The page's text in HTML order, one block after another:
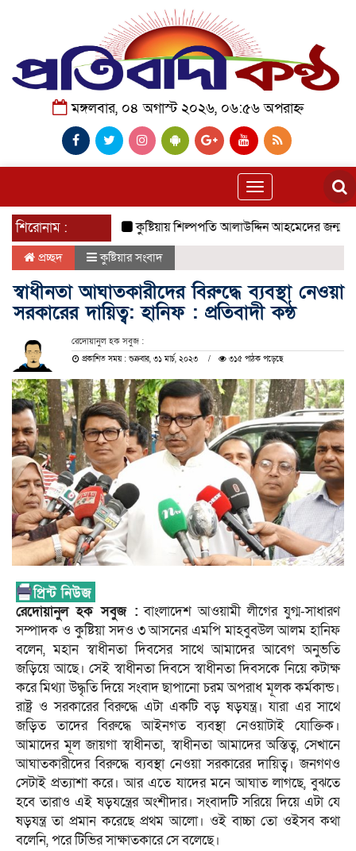
মঙ্গলবার, ০৪ অগাস্ট ২০২৬, ০৬:৫৬ অপরাহ্ন
Toggle
navigation
শিরোনাম : কুষ্টিয়ায় শিল্পপতি আলাউদ্দিন আহমেদের জন্মদিনে
প্রচ্ছদ কুষ্টিয়ার সংবাদ
স্বাধীনতা আঘাতকারীদের বিরুদ্ধে ব্যবস্থা নেওয়া
সরকারের দায়িত্ব: হানিফ : প্রতিবাদী কন্ঠ
রেদোয়ানুল হক সবুজ :
প্রকাশিত সময় : শুক্রবার, ৩১ মার্চ, ২০২৩ ৩১৫ পাঠক পড়েছে
রেদোয়ানুল হক সবুজ : বাংলাদেশ আওয়ামী লীগের যুগ্ম-সাধারণ
সম্পাদক ও কুষ্টিয়া সদও ৩ আসনের এমপি মাহবুবউল আলম হানিফ
বলেন, মহান স্বাধীনতা দিবসের সাথে আমাদের আবেগ অনুভতি
জড়িয়ে আছে। সেই স্বাধীনতা দিবসে স্বাধীনতা দিবসকে নিয়ে কটাক্ষ
করে মিথ্যা উদ্ধৃতি দিয়ে সংবাদ ছাপানো চরম অপরাধ মূলক কর্মকান্ড।
রাষ্ট্র ও সরকারের বিরুদ্ধে এটা একটি বড় ষড়যন্ত্র। যারা এর সাথে
জড়িত তাদের বিরুদ্ধে আইনগত ব্যবস্থা নেওয়াটাই যোক্তিক।
আমাদের মূল জায়গা স্বাধীনতা, স্বাধীনতা আমাদের অস্তিত্ব, সেখানে
আঘাতকারীদের বিরুদ্ধে ব্যবস্থা নেওয়া সরকারের দায়িত্ব। জনগণও
সেটাই প্রত্যাশা করে। আর এতে যাদের মনে আঘাত লাগছে, বুঝতে
হবে তারাও এই ষড়যন্ত্রের অংশীদার। সংবাদটি সরিয়ে দিয়ে এটা যে
ষড়যন্ত্র তা প্রমান করেছে প্রথম আলো। ওই বাচ্চা তো ওইসব কথা
বলেনি, পরে টিভির সাক্ষাতকারে সে বলেছে।